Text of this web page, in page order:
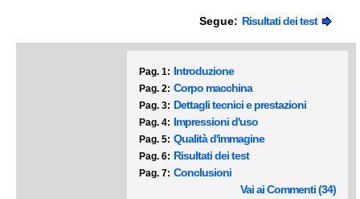
Segue: Risultati dei test
Pag. 1: Introduzione
Pag. 2: Corpo macchina
Pag. 3: Dettagli tecnici e prestazioni
Pag. 4: Impressioni d'uso
Pag. 5: Qualità d'immagine
Pag. 6: Risultati dei test
Pag. 7: Conclusioni
Vai ai Commenti (34)